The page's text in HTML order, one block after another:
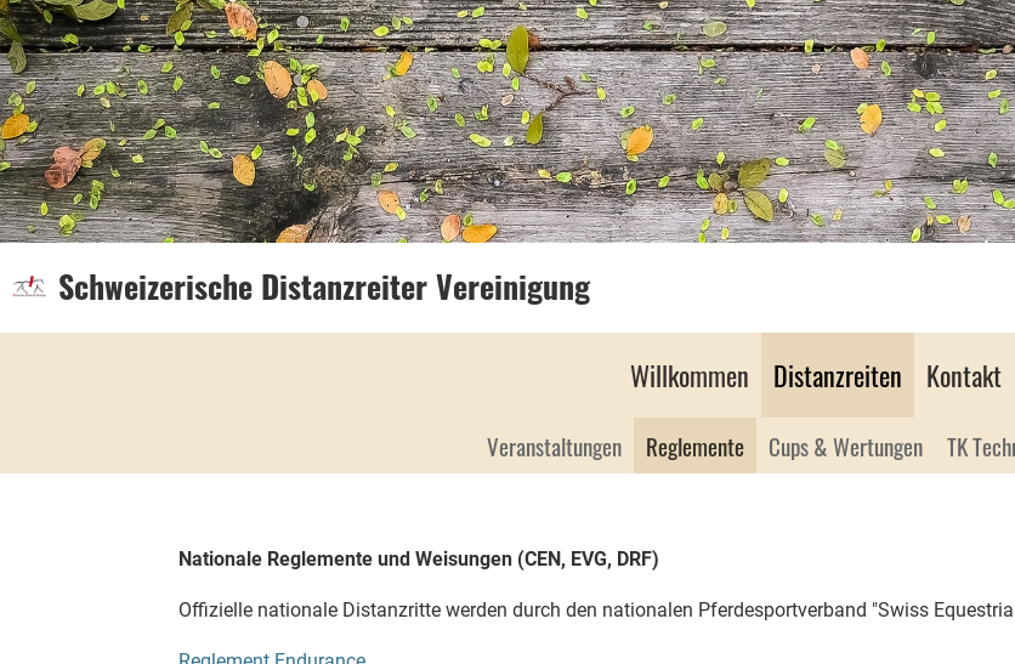
Schweizerische Distanzreiter Vereinigung
Willkommen Distanzreiten Kontakt
Veranstaltungen Reglemente Cups & Wertungen TK
Nationale Reglemente und Weisungen (CEN, EVG, DRF)
Offizielle nationale Distanzritte werden durch den nationalen Pferdesportverband "Swiss